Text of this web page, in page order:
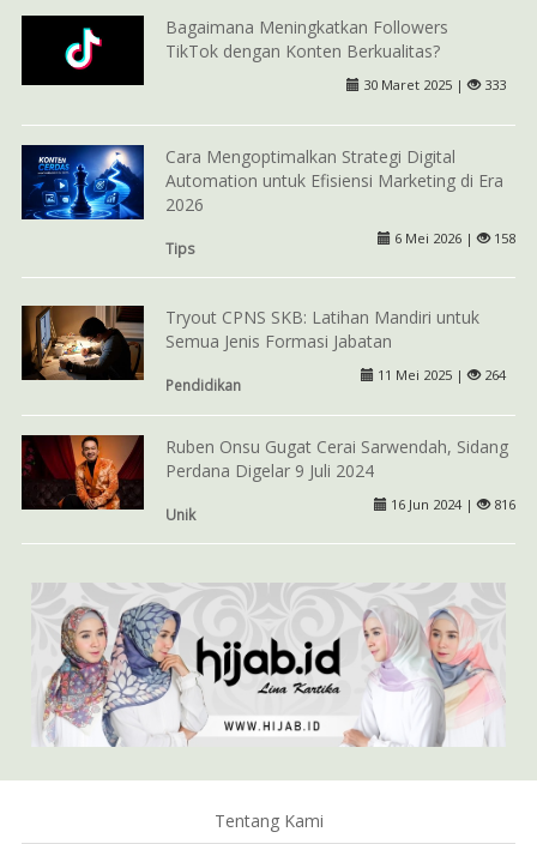
Bagaimana Meningkatkan Followers
TikTok dengan Konten Berkualitas?
30 Maret 2025 | 333
Cara Mengoptimalkan Strategi Digital
Automation untuk Efisiensi Marketing di Era
2026
Tips
6 Mei 2026 | 158
Tryout CPNS SKB: Latihan Mandiri untuk
Semua Jenis Formasi Jabatan
Pendidikan
11 Mei 2025 | 264
Ruben Onsu Gugat Cerai Sarwendah, Sidang
Perdana Digelar 9 Juli 2024
Unik
16 Jun 2024 | 816
Tentang Kami